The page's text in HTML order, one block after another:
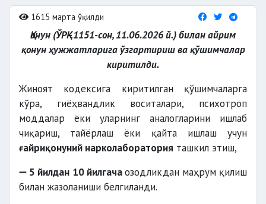
1615 марта ўқилди
Қонун (ЎРҚ–1151-сон, 11.06.2026 й.) билан айрим
қонун ҳужжатларига ўзгартириш ва қўшимчалар
киритилди.
Жиноят кодексига киритилган қўшимчаларга
кўра, гиёҳвандлик воситалари, психотроп
моддалар ёки уларнинг аналогларини ишлаб
чиқариш, тайёрлаш ёки қайта ишлаш учун
ғайриқонуний нарколаборатория ташкил этиш,
➖ 5 йилдан 10 йилгачаозодликдан маҳрум қилиш
билан жазоланиши белгиланди.